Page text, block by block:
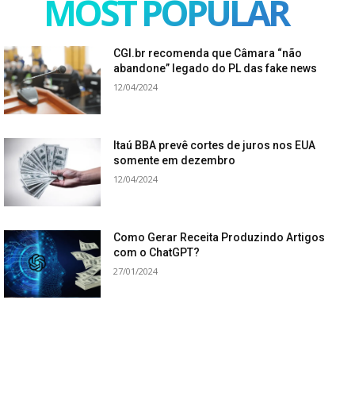
MOST POPULAR
CGI.br recomenda que Câmara “não
abandone” legado do PL das fake news
12/04/2024
Itaú BBA prevê cortes de juros nos EUA
somente em dezembro
12/04/2024
Como Gerar Receita Produzindo Artigos
com o ChatGPT?
27/01/2024